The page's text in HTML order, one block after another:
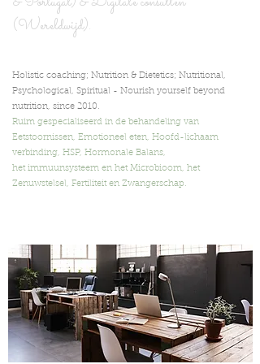
(Wereldwijd).
Holistic coaching; Nutrition & Dietetics; Nutritional,
Psychological, Spiritual - Nourish yourself beyond
nutrition, since 2010.
Ruim gespecialiseerd in de behandeling van
Eetstoornissen, Emotioneel eten, Hoofd-lichaam
verbinding, HSP, Hormonale Balans,
het immuunsysteem en het Microbioom, het
Zenuwstelsel, Fertiliteit en Zwangerschap.